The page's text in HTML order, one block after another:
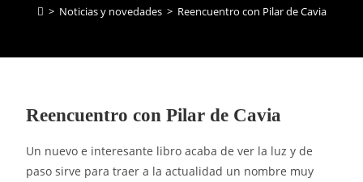
> Noticias y novedades > Reencuentro con Pilar de Cavia
Reencuentro con Pilar de Cavia
Un nuevo e interesante libro acaba de ver la luz y de
paso sirve para traer a la actualidad un nombre muy